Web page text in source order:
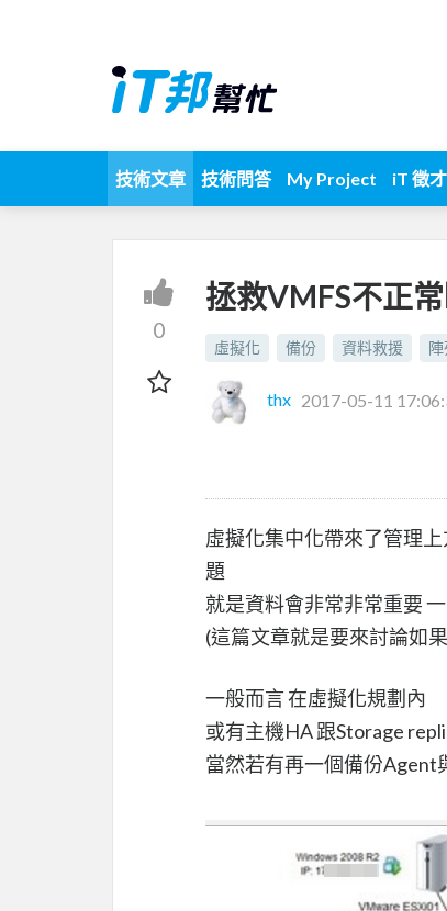
技術文章 技術問答 My Project iT 徵才
0
拯救VMFS不正
虛擬化 備份 資料救援 陣
thx 2017-05-11
虛擬化集中化帶來了管理
題
就是資料會非常非常重要
(這篇文章就是要來討論如
一般而言 在虛擬化規劃內
或有主機HA 跟Storage
當然若有再一個備份Agent